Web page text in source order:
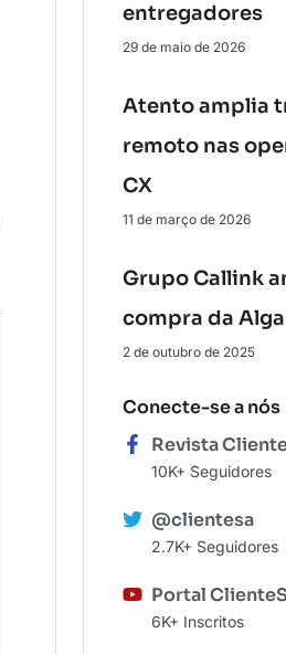
entregadores
29 de maio de 2026
Atento amplia
remoto nas
CX
11 de março de 2026
Grupo Callink
compra da
2 de outubro de 2025
Conecte-se a nós
Revista
10K+ Seguidores
@clientesa
2.7K+ Seguidores
Portal
6K+ Inscritos